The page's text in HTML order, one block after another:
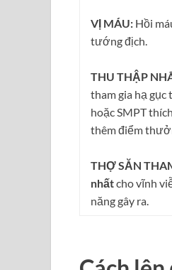
VỊ MÁU: Hồi
tướng địch.
THU THẬP
tham gia hạ gục
hoặc SMPT
thêm điểm
THỢ SĂN
nhấtcho vĩnh
năng gây ra.